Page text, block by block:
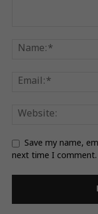
Save my name,
next time I comment.